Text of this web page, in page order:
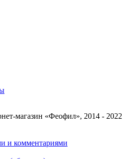
магазин «Феофил», 2014 - 2022
и комментариями